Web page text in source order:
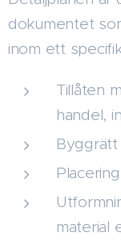
dokumentet
inom ett
Tillåten
handel,
material